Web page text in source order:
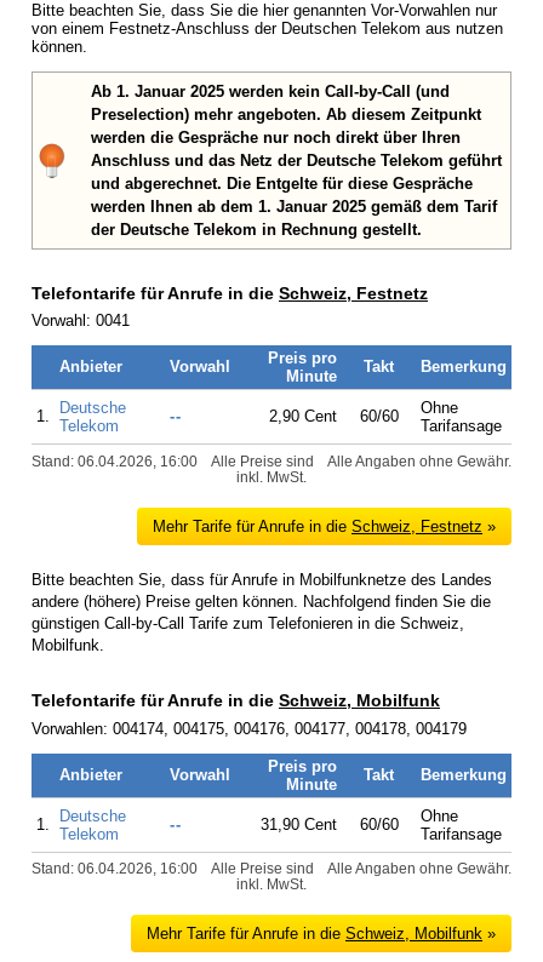
Bitte beachten Sie, dass Sie die hier genannten Vor-Vorwahlen nur
von einem Festnetz-Anschluss der Deutschen Telekom aus nutzen
können.
Ab 1. Januar 2025 werden kein Call-by-Call (und
Preselection) mehr angeboten. Ab diesem Zeitpunkt
werden die Gespräche nur noch direkt über Ihren
Anschluss und das Netz der Deutsche Telekom geführt
und abgerechnet. Die Entgelte für diese Gespräche
werden Ihnen ab dem 1. Januar 2025 gemäß dem Tarif
der Deutsche Telekom in Rechnung gestellt.
Telefontarife für Anrufe in die Schweiz, Festnetz
Vorwahl: 0041
Anbieter Vorwahl
Preis pro
Minute
Takt Bemerkung
1.
Deutsche
Telekom
-- 2,90 Cent 60/60
Ohne
Tarifansage
Stand: 06.04.2026, 16:00 Alle Angaben ohne Gewähr.
Alle Preise sind
inkl. MwSt.
Mehr Tarife für Anrufe in die Schweiz, Festnetz »
Bitte beachten Sie, dass für Anrufe in Mobilfunknetze des Landes
andere (höhere) Preise gelten können. Nachfolgend finden Sie die
günstigen Call-by-Call Tarife zum Telefonieren in die Schweiz,
Mobilfunk.
Telefontarife für Anrufe in die Schweiz, Mobilfunk
Vorwahlen: 004174, 004175, 004176, 004177, 004178, 004179
Anbieter Vorwahl
Preis pro
Minute
Takt Bemerkung
1.
Deutsche
Telekom
-- 31,90 Cent 60/60
Ohne
Tarifansage
Stand: 06.04.2026, 16:00 Alle Angaben ohne Gewähr.
Alle Preise sind
inkl. MwSt.
Mehr Tarife für Anrufe in die Schweiz, Mobilfunk »